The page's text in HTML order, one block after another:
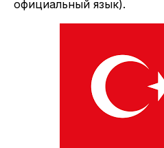
официальный язык).